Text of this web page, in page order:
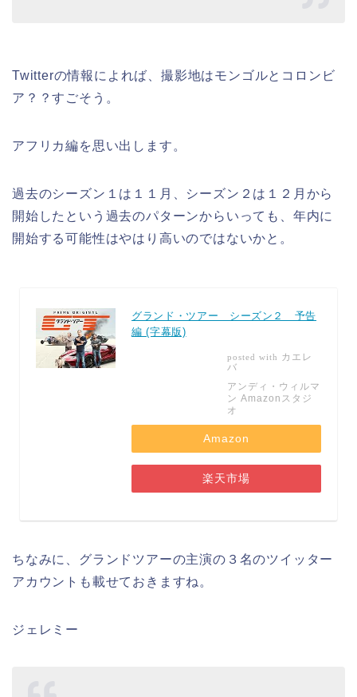
Twitterの情報によれば、撮影地はモンゴルとコロンビ
ア？？すごそう。
アフリカ編を思い出します。
過去のシーズン１は１１月、シーズン２は１２月から
開始したという過去のパターンからいっても、年内に
開始する可能性はやはり高いのではないかと。
グランド・ツアー シーズン２ 予告
編 (字幕版)
posted with カエレ
バ
アンディ・ウィルマ
ン Amazonスタジ
オ
Amazon
楽天市場
ちなみに、グランドツアーの主演の３名のツイッター
アカウントも載せておきますね。
ジェレミー